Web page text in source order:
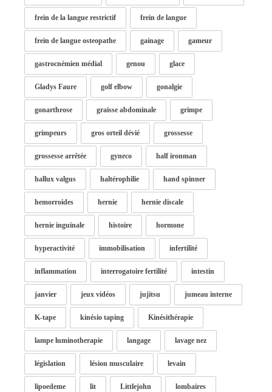
frein de la langue restrictif frein de langue
frein de langue osteopathe gainage gameur
gastrocnémien médial genou glace
Gladys Faure golf elbow gonalgie
gonarthrose graisse abdominale grimpe
grimpeurs gros orteil dévié grossesse
grossesse arrêtée gyneco half ironman
hallux valgus haltérophilie hand spinner
hemorroides hernie hernie discale
hernie inguinale histoire hormone
hyperactivité immobilisation infertilité
inflammation interrogatoire fertilité intestin
janvier jeux vidéos jujitsu jumeau interne
K-tape kinésio taping Kinésithérapie
lampe luminotherapie langage lavage nez
législation lésion musculaire levain
lipoedeme lit Littlejohn lombaires